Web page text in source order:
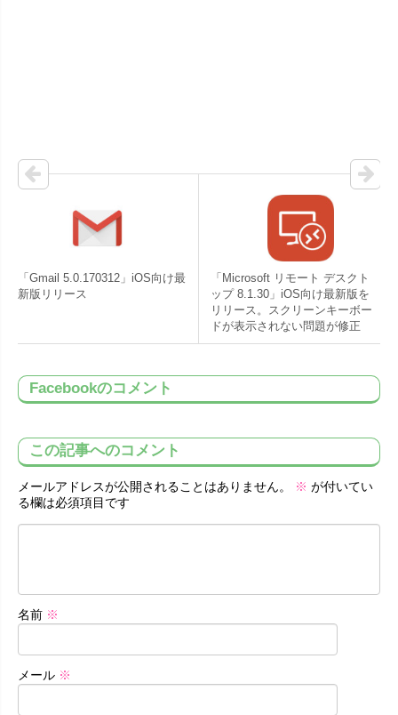
「Gmail 5.0.170312」iOS向け最
新版リリース
「Microsoft リモート デスクト
ップ 8.1.30」iOS向け最新版を
リリース。スクリーンキーボー
ドが表示されない問題が修正
Facebookのコメント
この記事へのコメント
メールアドレスが公開されることはありません。 ※ が付いてい
る欄は必須項目です
名前 ※
メール ※